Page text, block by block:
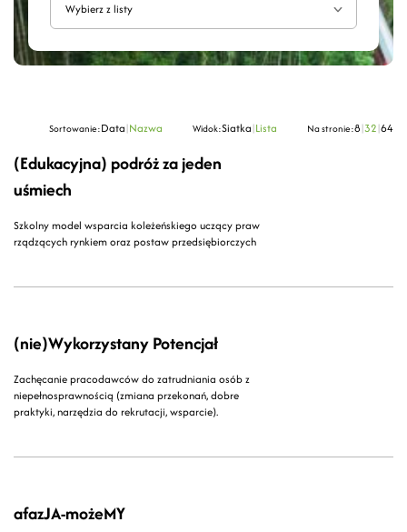
Wybierz z listy
Sortowanie:Data|Nazwa Widok:Siatka|Lista Na stronie:8|32|64
(Edukacyjna) podróż za jeden
uśmiech
Szkolny model wsparcia koleżeńskiego uczący praw
rządzących rynkiem oraz postaw przedsiębiorczych
(nie)Wykorzystany Potencjał
Zachęcanie pracodawców do zatrudniania osób z
niepełnosprawnością (zmiana przekonań, dobre
praktyki, narzędzia do rekrutacji, wsparcie).
afazJA-możeMY